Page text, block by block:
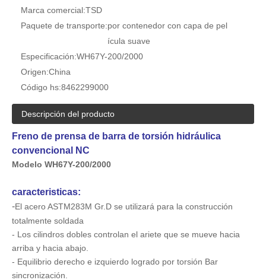
Prensa plegadora hidráulica NC de 2 ejes (WE67K-250/5000)
Freno de prensa de barra de torsión hidráulica convencional NC (WH67Y-100/3200)
Marca comercial:TSD
Paquete de transporte:por contenedor con capa de pel
ícula suave
Especificación:WH67Y-200/2000
Origen:China
Código hs:8462299000
Descripción del producto
Freno de prensa de barra de torsión hidráulica
convencional NC
Modelo WH67Y-200/2000
caracteristicas:
-El acero ASTM283M Gr.D se utilizará para la construcción
totalmente soldada
- Los cilindros dobles controlan el ariete que se mueve hacia
arriba y hacia abajo.
- Equilibrio derecho e izquierdo logrado por torsión Bar
sincronización.